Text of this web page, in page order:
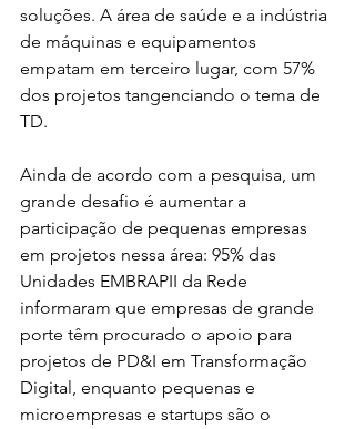
soluções. A área de saúde e a indústria
de máquinas e equipamentos
empatam em terceiro lugar, com 57%
dos projetos tangenciando o tema de
TD.
Ainda de acordo com a pesquisa, um
grande desafio é aumentar a
participação de pequenas empresas
em projetos nessa área: 95% das
Unidades EMBRAPII da Rede
informaram que empresas de grande
porte têm procurado o apoio para
projetos de PD&I em Transformação
Digital, enquanto pequenas e
microempresas e startups são o